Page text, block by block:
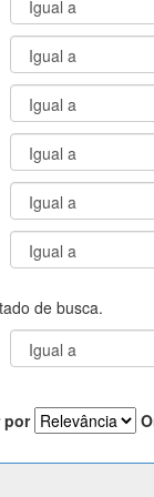
de busca.
por